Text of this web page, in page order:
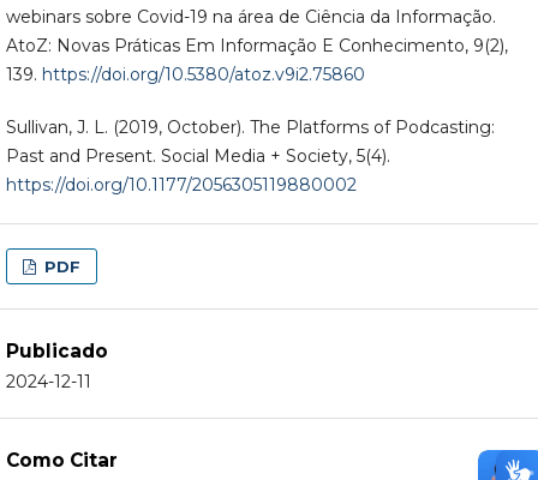
webinars sobre Covid-19 na área de Ciência da Informação.
AtoZ: Novas Práticas Em Informação E Conhecimento, 9(2),
139. https://doi.org/10.5380/atoz.v9i2.75860
Sullivan, J. L. (2019, October). The Platforms of Podcasting:
Past and Present. Social Media + Society, 5(4).
https://doi.org/10.1177/2056305119880002
PDF
Publicado
2024-12-11
Como Citar